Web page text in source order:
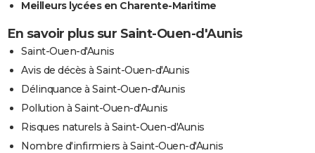
Meilleurs lycées en Charente-Maritime
En savoir plus sur Saint-Ouen-d'Aunis
Saint-Ouen-d'Aunis
Avis de décès à Saint-Ouen-d'Aunis
Délinquance à Saint-Ouen-d'Aunis
Pollution à Saint-Ouen-d'Aunis
Risques naturels à Saint-Ouen-d'Aunis
Nombre d'infirmiers à Saint-Ouen-d'Aunis